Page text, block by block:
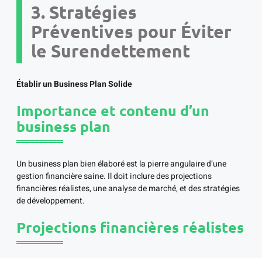
3. Stratégies
Préventives pour Éviter
le Surendettement
Établir un Business Plan Solide
Importance et contenu d’un
business plan
Un business plan bien élaboré est la pierre angulaire d’une
gestion financière saine. Il doit inclure des projections
financières réalistes, une analyse de marché, et des stratégies
de développement.
Projections financières réalistes